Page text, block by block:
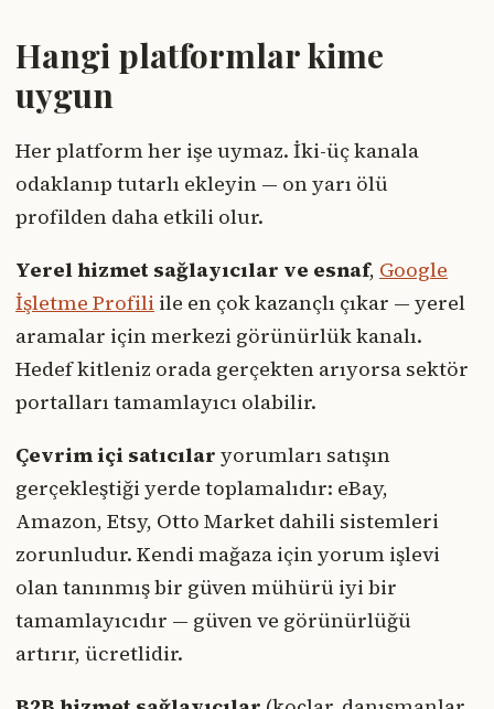
Hangi platformlar kime
uygun
Her platform her işe uymaz. İki-üç kanala
odaklanıp tutarlı ekleyin — on yarı ölü
profilden daha etkili olur.
Yerel hizmet sağlayıcılar ve esnaf, Google
İşletme Profili ile en çok kazançlı çıkar — yerel
aramalar için merkezi görünürlük kanalı.
Hedef kitleniz orada gerçekten arıyorsa sektör
portalları tamamlayıcı olabilir.
Çevrim içi satıcılar yorumları satışın
gerçekleştiği yerde toplamalıdır: eBay,
Amazon, Etsy, Otto Market dahili sistemleri
zorunludur. Kendi mağaza için yorum işlevi
olan tanınmış bir güven mühürü iyi bir
tamamlayıcıdır — güven ve görünürlüğü
artırır, ücretlidir.